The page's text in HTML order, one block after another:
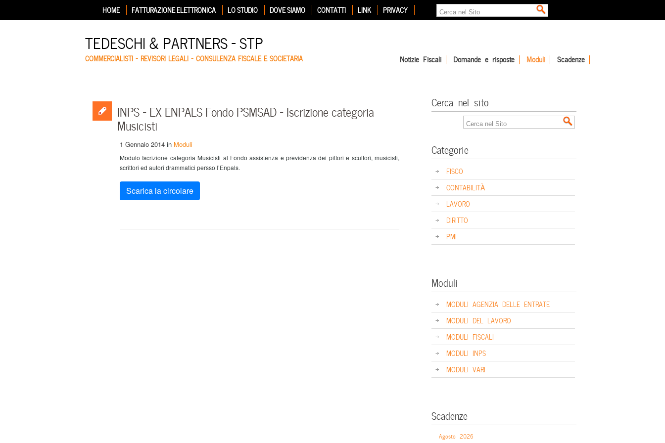
HOME FATTURAZIONE ELETTRONICA LO STUDIO DOVE SIAMO CONTATTI LINK PRIVACY
TEDESCHI & PARTNERS – STP
COMMERCIALISTI – REVISORI LEGALI – CONSULENZA FISCALE E SOCIETARIA Notizie Fiscali Domande e risposte Moduli Scadenze
INPS – EX ENPALS Fondo PSMSAD – Iscrizione categoria
Musicisti
1 Gennaio 2014 in Moduli
Modulo Iscrizione categoria Musicisti al Fondo assistenza e previdenza dei pittori e scultori, musicisti,
scrittori ed autori drammatici persso l’Enpals.
Scarica la circolare
Cerca nel sito
Categorie
FISCO
CONTABILITÀ
LAVORO
DIRITTO
PMI
Moduli
MODULI AGENZIA DELLE ENTRATE
MODULI DEL LAVORO
MODULI FISCALI
MODULI INPS
MODULI VARI
Scadenze
Agosto 2026